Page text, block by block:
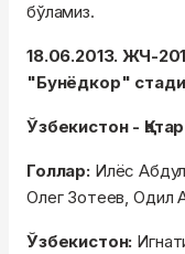
бўламиз.
18.06.2013. ЖЧ-
"Бунёдкор"
Ўзбекистон -
Голлар: Илёс
Олег Зотеев, Одил
Ўзбекистон: